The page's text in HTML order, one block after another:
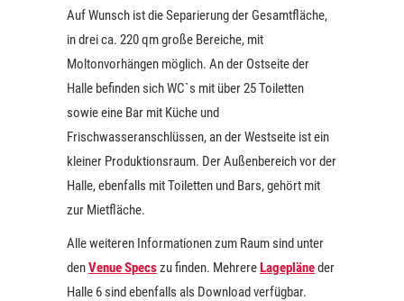
Auf Wunsch ist die Separierung der Gesamtfläche,
in drei ca. 220 qm große Bereiche, mit
Moltonvorhängen möglich. An der Ostseite der
Halle befinden sich WC`s mit über 25 Toiletten
sowie eine Bar mit Küche und
Frischwasseranschlüssen, an der Westseite ist ein
kleiner Produktionsraum. Der Außenbereich vor der
Halle, ebenfalls mit Toiletten und Bars, gehört mit
zur Mietfläche.
Alle weiteren Informationen zum Raum sind unter
denVenue Specszu finden. MehrereLagepläneder
Halle 6 sind ebenfalls als Download verfügbar.